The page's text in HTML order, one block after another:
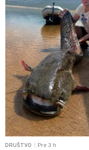
DRUŠTVO Pre 3 h